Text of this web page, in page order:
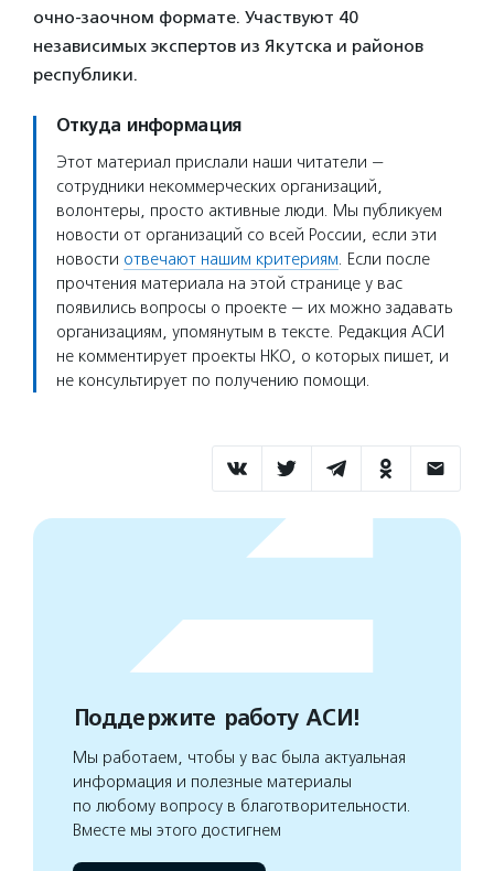
очно-заочном формате. Участвуют 40
независимых экспертов из Якутска и районов
республики.
Откуда информация
Этот материал прислали наши читатели —
сотрудники некоммерческих организаций,
волонтеры, просто активные люди. Мы публикуем
новости от организаций со всей России, если эти
новости отвечают нашим критериям. Если после
прочтения материала на этой странице у вас
появились вопросы о проекте — их можно задавать
организациям, упомянутым в тексте. Редакция АСИ
не комментирует проекты НКО, о которых пишет, и
не консультирует по получению помощи.
Поддержите работу АСИ!
Мы работаем, чтобы у вас была актуальная
информация и полезные материалы
по любому вопросу в благотворительности.
Вместе мы этого достигнем